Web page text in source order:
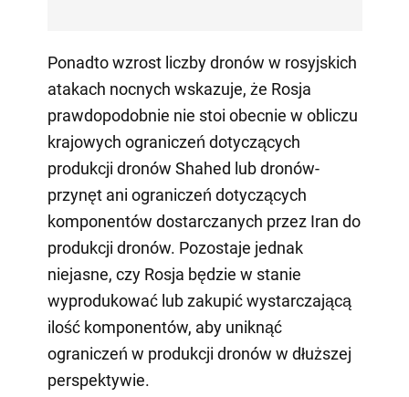
Ponadto wzrost liczby dronów w rosyjskich
atakach nocnych wskazuje, że Rosja
prawdopodobnie nie stoi obecnie w obliczu
krajowych ograniczeń dotyczących
produkcji dronów Shahed lub dronów-
przynęt ani ograniczeń dotyczących
komponentów dostarczanych przez Iran do
produkcji dronów. Pozostaje jednak
niejasne, czy Rosja będzie w stanie
wyprodukować lub zakupić wystarczającą
ilość komponentów, aby uniknąć
ograniczeń w produkcji dronów w dłuższej
perspektywie.